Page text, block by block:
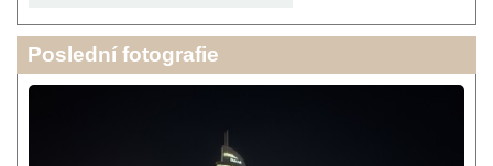
Poslední fotografie